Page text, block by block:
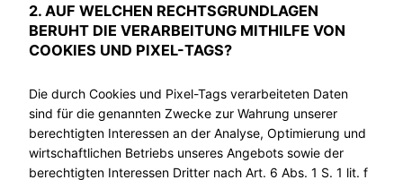
2. AUF WELCHEN RECHTSGRUNDLAGEN
BERUHT DIE VERARBEITUNG MITHILFE VON
COOKIES UND PIXEL-TAGS?
Die durch Cookies und Pixel-Tags verarbeiteten Daten
sind für die genannten Zwecke zur Wahrung unserer
berechtigten Interessen an der Analyse, Optimierung und
wirtschaftlichen Betriebs unseres Angebots sowie der
berechtigten Interessen Dritter nach Art. 6 Abs. 1 S. 1 lit. f